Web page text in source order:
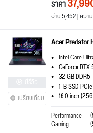
ราคา
อ่าน 5,452 | ควา
เปรียบเทียบ
Acer Predator
Intel Core
GeForce RTX
32 GB DDR5
1TB SSD
16.0 inch
Performance
Gaming